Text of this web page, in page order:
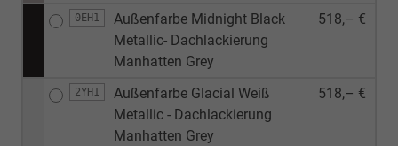
0EH1
Außenfarbe Midnight Black
Metallic- Dachlackierung
Manhatten Grey
518,– €
2YH1
Außenfarbe Glacial Weiß
Metallic - Dachlackierung
Manhatten Grey
518,– €